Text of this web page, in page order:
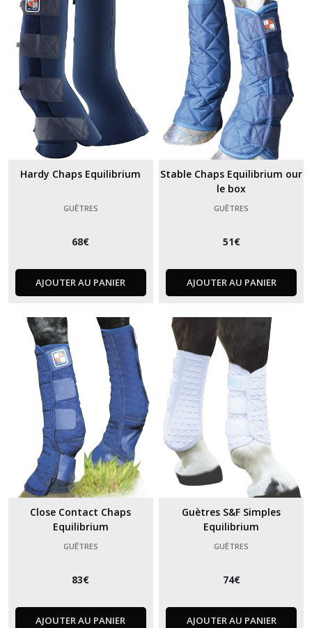
Hardy Chaps Equilibrium
GUÊTRES
68€
AJOUTER AU PANIER
Stable Chaps Equilibrium our
le box
GUÊTRES
51€
AJOUTER AU PANIER
Close Contact Chaps
Equilibrium
GUÊTRES
83€
AJOUTER AU PANIER
Guètres S&F Simples
Equilibrium
GUÊTRES
74€
AJOUTER AU PANIER
(2)
Cloches
Protections
de
transport
(2)